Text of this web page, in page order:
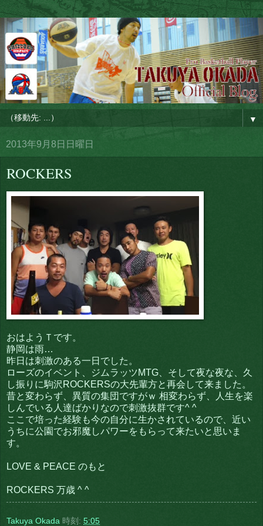
▼
2013年9月8日日曜日
ROCKERS
おはようＴです。
静岡は雨…
昨日は刺激のある一日でした。
ローズのイベント、ジムラッツMTG、そして夜な夜な、久
し振りに駒沢ROCKERSの大先輩方と再会して来ました。
昔と変わらず、異質の集団ですがｗ 相変わらず、人生を楽
しんでいる人達ばかりなので刺激抜群です^ ^
ここで培った経験も今の自分に生かされているので、近い
うちに公園でお邪魔しパワーをもらって来たいと思いま
す。
LOVE & PEACE のもと
ROCKERS 万歳 ^ ^
Takuya Okada 時刻: 5:05